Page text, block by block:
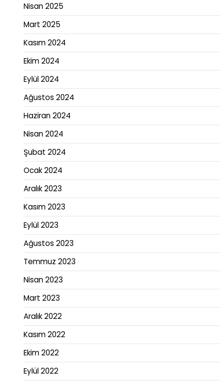
Nisan 2025
Mart 2025
Kasım 2024
Ekim 2024
Eylül 2024
Ağustos 2024
Haziran 2024
Nisan 2024
Şubat 2024
Ocak 2024
Aralık 2023
Kasım 2023
Eylül 2023
Ağustos 2023
Temmuz 2023
Nisan 2023
Mart 2023
Aralık 2022
Kasım 2022
Ekim 2022
Eylül 2022